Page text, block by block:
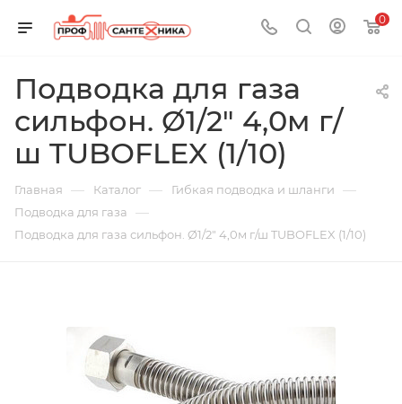
0
Подводка для газа
сильфон. Ø1/2" 4,0м г/
ш TUBOFLEX (1/10)
Главная — Каталог — Гибкая подводка и шланги —
Подводка для газа —
Подводка для газа сильфон. Ø1/2" 4,0м г/ш TUBOFLEX (1/10)